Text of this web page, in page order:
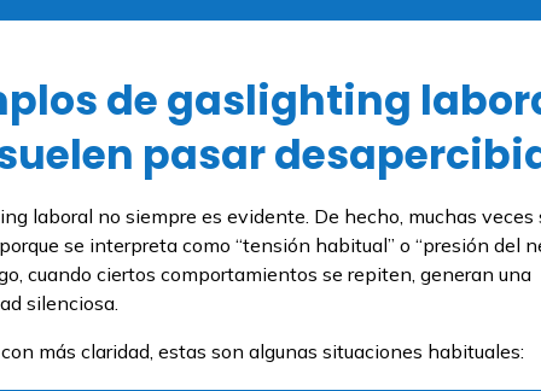
de gaslighting
pasar
laboral no siempre es evidente. De hecho, muchas veces
se interpreta como “tensión habitual” o “presión del
cuando ciertos comportamientos se repiten, generan una
silenciosa.
más claridad, estas son algunas situaciones habituales: